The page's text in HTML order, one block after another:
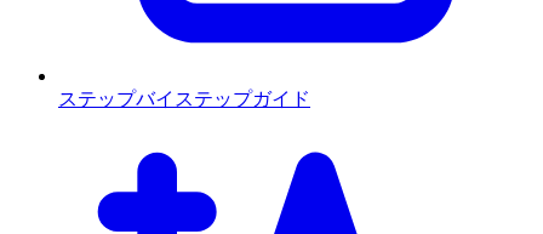
ステップバイステップガイド